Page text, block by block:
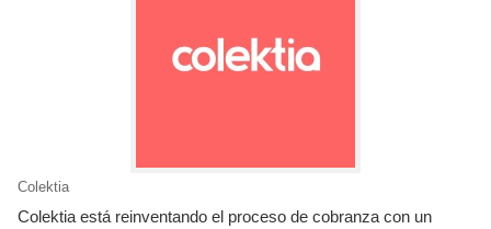
Colektia
Colektia está reinventando el proceso de cobranza con un